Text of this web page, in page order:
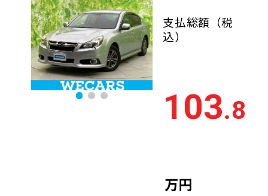
企業情報 採用情報
0120-733-500
年式 新しい順
走行距
離
少ない順
排気量 大きい順
支払総額 （税
込）
103.8
万円